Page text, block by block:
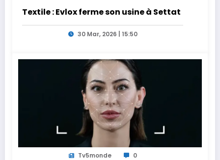
Textile : Evlox ferme son usine à Settat
30 Mar, 2026 | 15:50
Tv5monde 0